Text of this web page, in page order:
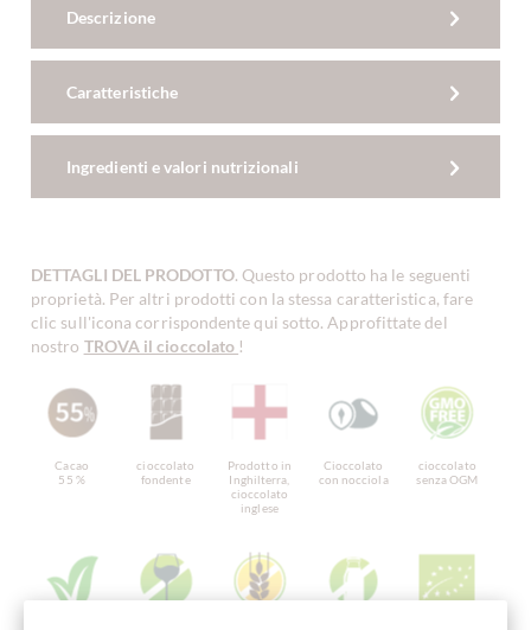
Descrizione
Caratteristiche
Ingredienti e valori nutrizionali
DETTAGLI DEL PRODOTTO. Questo prodotto ha le seguenti
proprietà. Per altri prodotti con la stessa caratteristica, fare
clic sull'icona corrispondente qui sotto. Approfittate del
nostro TROVA il cioccolato !
Cacao
55 %
cioccolato
fondente
Prodotto in
Inghilterra,
cioccolato
inglese
Cioccolato
con nocciola
cioccolato
senza OGM